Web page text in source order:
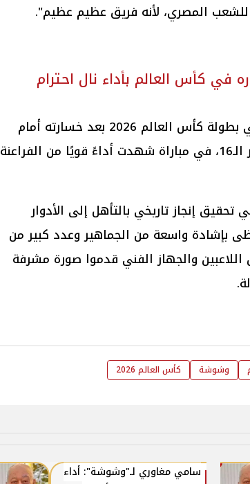
المصري، لأنه فريق عظيم عظيم".
في كأس العالم بأداء نال احترام
أنهى المنتخب المصري مشواره في بطولة كأس العالم 2026 بعد خسارته أمام
منتخب الأرجنتين بنتيجة 3-2 في دور الـ16، في مباراة شهدت أداءً قويًا من الفراعنة
إنجاز تاريخي بالتأهل إلى الأدوار
بإشادة واسعة من الجماهير وعدد كبير من
اللاعبين والجهاز الفني قدموا صورة مشرفة
وشوشة كأس العالم 2026
سامي مغاوري لـ"وشوشة": أداء